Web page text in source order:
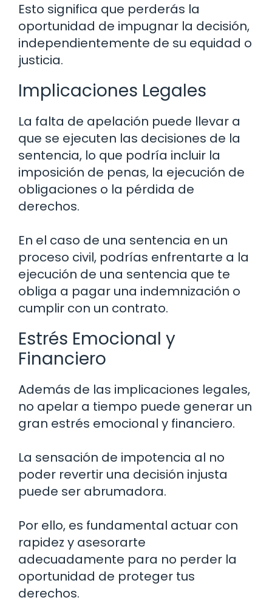
Esto significa que perderás la
oportunidad de impugnar la decisión,
independientemente de su equidad o
justicia.
Implicaciones Legales
La falta de apelación puede llevar a
que se ejecuten las decisiones de la
sentencia, lo que podría incluir la
imposición de penas, la ejecución de
obligaciones o la pérdida de
derechos.
En el caso de una sentencia en un
proceso civil, podrías enfrentarte a la
ejecución de una sentencia que te
obliga a pagar una indemnización o
cumplir con un contrato.
Estrés Emocional y
Financiero
Además de las implicaciones legales,
no apelar a tiempo puede generar un
gran estrés emocional y financiero.
La sensación de impotencia al no
poder revertir una decisión injusta
puede ser abrumadora.
Por ello, es fundamental actuar con
rapidez y asesorarte
adecuadamente para no perder la
oportunidad de proteger tus
derechos.